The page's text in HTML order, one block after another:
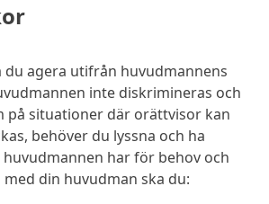
du agera utifrån huvudmannens
inte diskrimineras och
på situationer där orättvisor kan
behöver du lyssna och ha
har för behov och
din huvudman ska du: